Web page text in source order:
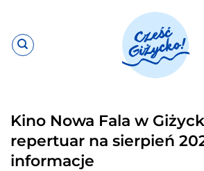
zawartości
Kino Nowa Fala w
repertuar na sierpień
informacje